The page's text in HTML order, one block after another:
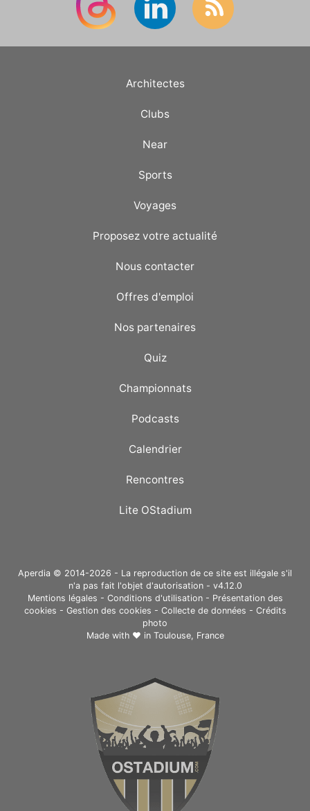
Architectes
Clubs
Near
Sports
Voyages
Proposez votre actualité
Nous contacter
Offres d'emploi
Nos partenaires
Quiz
Championnats
Podcasts
Calendrier
Rencontres
Lite OStadium
Aperdia © 2014-2026 - La reproduction de ce site est illégale s'il
n'a pas fait l'objet d'autorisation - v4.12.0
Mentions légales - Conditions d'utilisation- Présentation des
cookies - Gestion des cookies - Collecte de données - Crédits
photo
Made with ❤ in Toulouse, France